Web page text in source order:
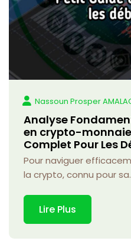
Nassoun Prosper
Analyse
en crypto-
Complet Pour Les
Pour naviguer
la crypto, connu pour
Lire Plus